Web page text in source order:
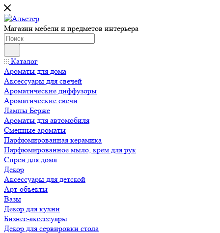
Магазин мебели и предметов интерьера
Каталог
Ароматы для дома
Аксессуары для свечей
Ароматические диффузоры
Ароматические свечи
Лампы Берже
Ароматы для автомобиля
Сменные ароматы
Парфюмированная керамика
Парфюмированное мыло, крем для рук
Спреи для дома
Декор
Аксессуары для детской
Арт-объекты
Вазы
Декор для кухни
Бизнес-аксессуары
Декор для сервировки стола